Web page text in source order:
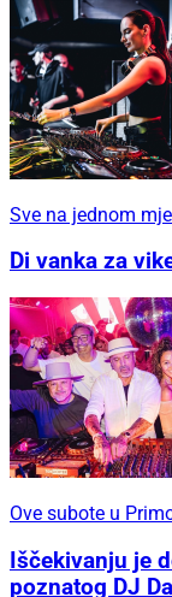
Sve na jednom
Di vanka za
Ove subote u
Iščekivanju je
poznatog DJ